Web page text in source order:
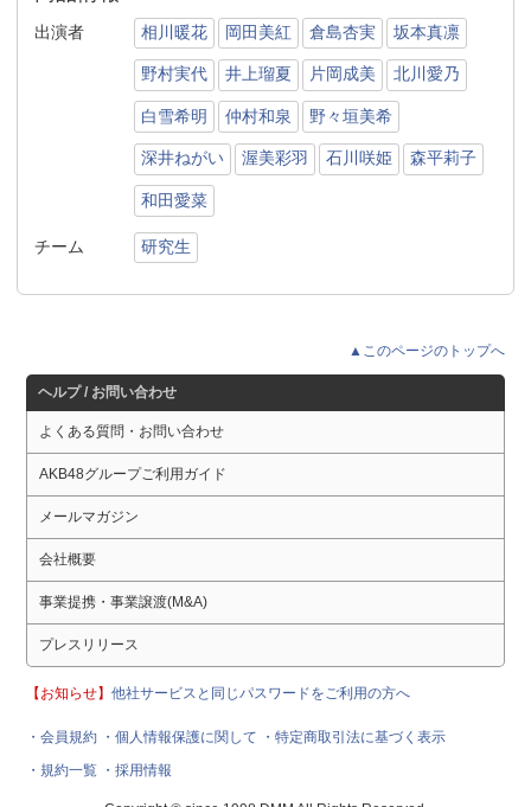
出演者 相川暖花 岡田美紅 倉島杏実 坂本真凛
野村実代 井上瑠夏 片岡成美 北川愛乃
白雪希明 仲村和泉 野々垣美希
深井ねがい 渥美彩羽 石川咲姫 森平莉子
和田愛菜
チーム 研究生
▲このページのトップへ
ヘルプ / お問い合わせ
よくある質問・お問い合わせ
AKB48グループご利用ガイド
メールマガジン
会社概要
事業提携・事業譲渡(M&A)
プレスリリース
【お知らせ】他社サービスと同じパスワードをご利用の方へ
・会員規約 ・個人情報保護に関して
・特定商取引法に基づく表示
・規約一覧 ・採用情報